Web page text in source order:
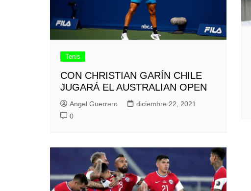
Tenis
CON CHRISTIAN GARÍN CHILE
JUGARÁ EL AUSTRALIAN OPEN
Angel Guerrero
diciembre 22, 2021
0